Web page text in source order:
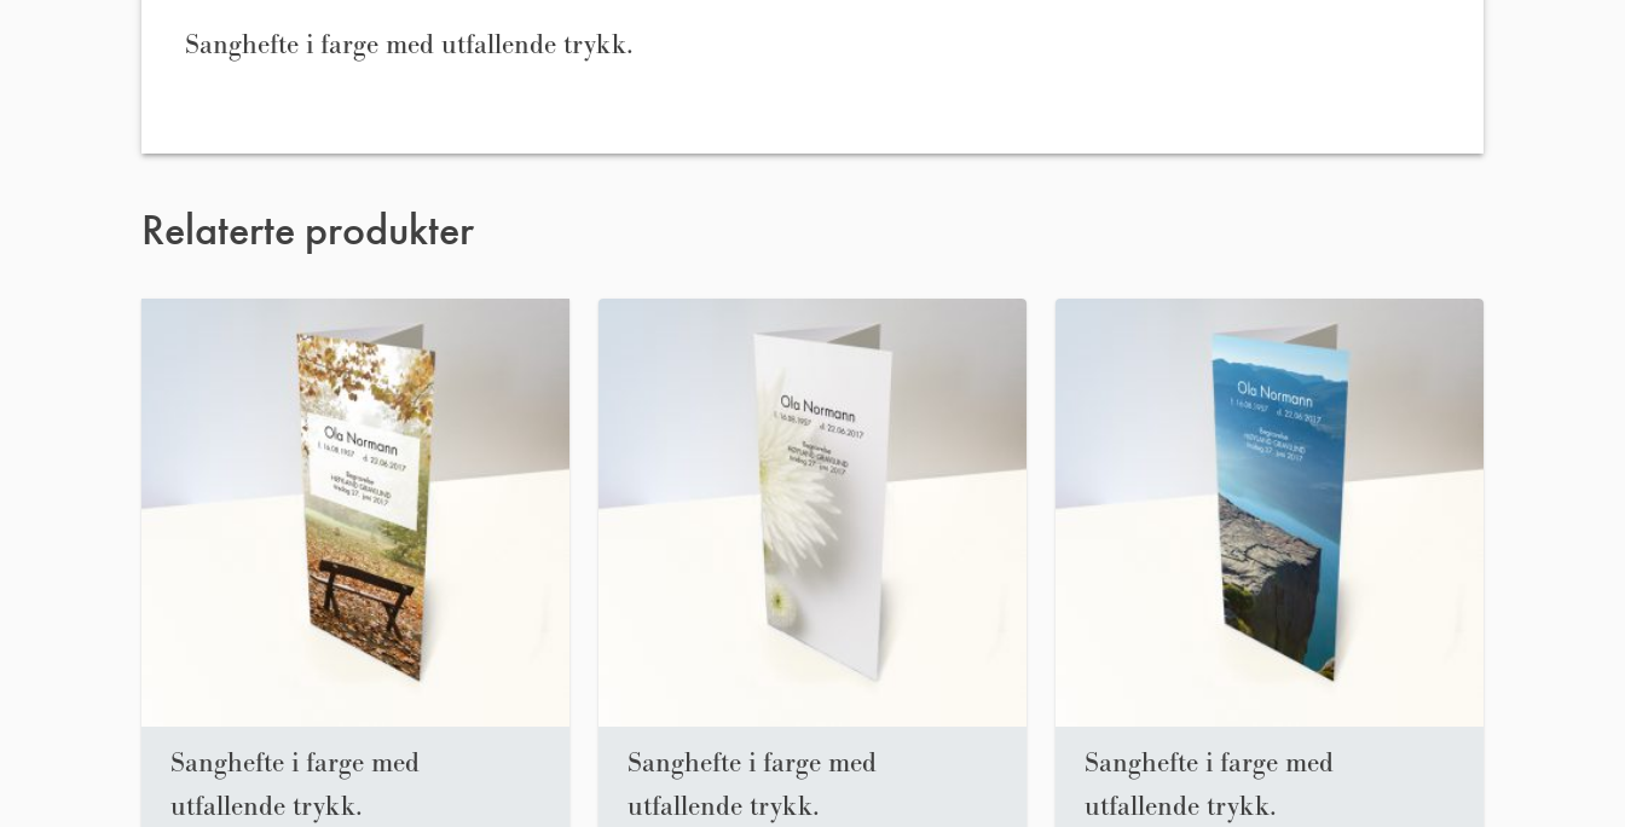
Sanghefte i farge med utfallende trykk.
Relaterte produkter
Sanghefte i farge med
utfallende trykk.
Sanghefte i farge med
utfallende trykk.
Sanghefte i farge med
utfallende trykk.